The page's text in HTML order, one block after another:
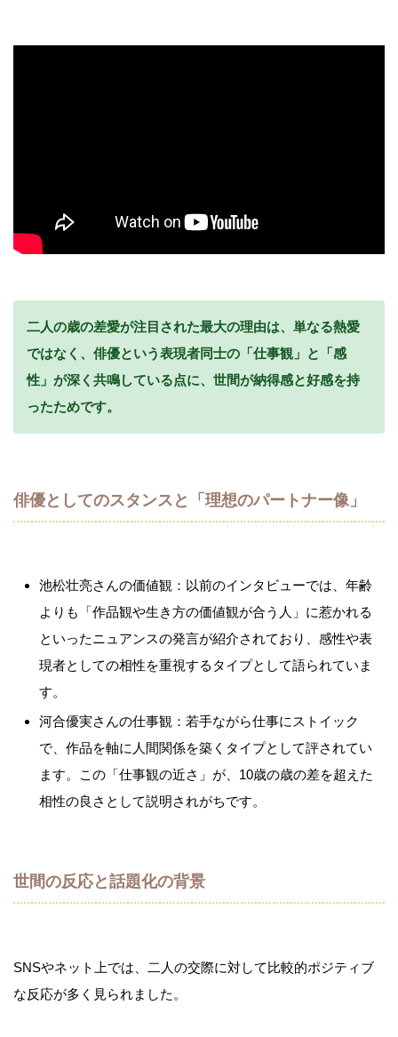
二人の歳の差愛が注目された最大の理由は、単なる熱愛
ではなく、俳優という表現者同士の「仕事観」と「感
性」が深く共鳴している点に、世間が納得感と好感を持
ったためです。
俳優としてのスタンスと「理想のパートナー像」
池松壮亮さんの価値観：以前のインタビューでは、年齢
よりも「作品観や生き方の価値観が合う人」に惹かれる
といったニュアンスの発言が紹介されており、感性や表
現者としての相性を重視するタイプとして語られていま
す。
河合優実さんの仕事観：若手ながら仕事にストイック
で、作品を軸に人間関係を築くタイプとして評されてい
ます。この「仕事観の近さ」が、10歳の歳の差を超えた
相性の良さとして説明されがちです。
世間の反応と話題化の背景
SNSやネット上では、二人の交際に対して比較的ポジティブ
な反応が多く見られました。